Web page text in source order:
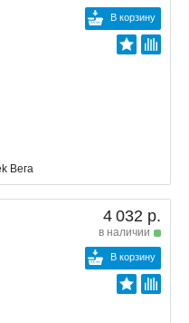
В корзину
Вега
4 032 р.
в наличии
В корзину